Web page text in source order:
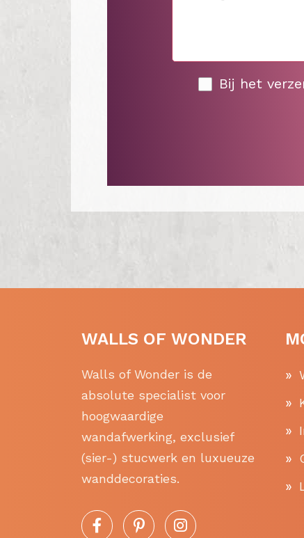
Bij het
WALLS OF WONDER
Walls of Wonder is de
absolute specialist voor
hoogwaardige
wandafwerking, exclusief
(sier-) stucwerk en luxueuze
wanddecoraties.